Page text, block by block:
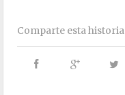
Comparte esta historia